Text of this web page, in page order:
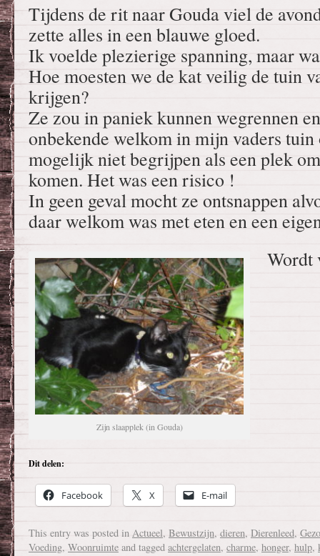
Tijdens de rit naar Gouda viel de
zette alles in een blauwe gloed.
Ik voelde plezierige spanning, maar
Hoe moesten we de kat veilig de tuin
krijgen?
Ze zou in paniek kunnen wegrennen
onbekende welkom in mijn vaders
mogelijk niet begrijpen als een plek
komen. Het was een risico !
In geen geval mocht ze ontsnappen
daar welkom was met eten en een
Zijn slaapplek (in Gouda)
Dit delen:
Facebook X E-mail
This entry was posted in Actueel, Bewustzijn, dieren, Dierenleed,
Voeding, Woonruimte and tagged achtergelaten, charme, honger, hulp,